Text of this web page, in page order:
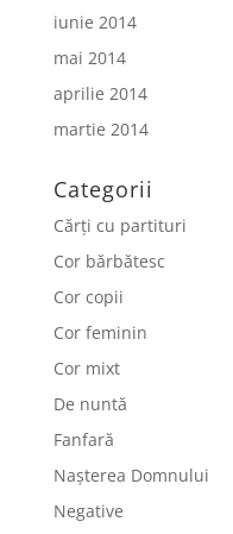
iunie 2014
mai 2014
aprilie 2014
martie 2014
Categorii
Cărți cu partituri
Cor bărbătesc
Cor copii
Cor feminin
Cor mixt
De nuntă
Fanfară
Nașterea Domnului
Negative